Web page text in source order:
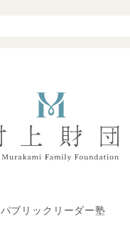
パブリックリーダー塾